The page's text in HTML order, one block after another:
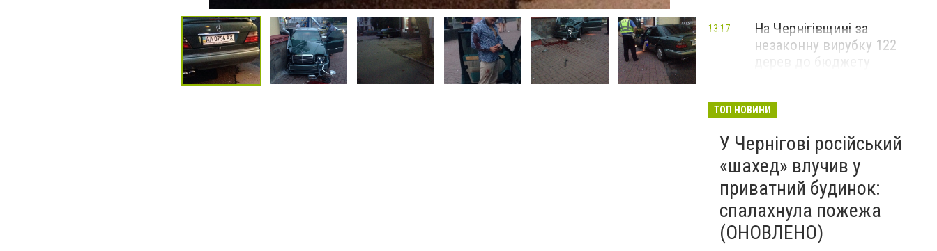
На Чернігівщині за
незаконну вирубку 122
дерев до бюджету
13:17
ТОП НОВИНИ
У Чернігові російський
«шахед» влучив у
приватний будинок:
спалахнула пожежа
(ОНОВЛЕНО)